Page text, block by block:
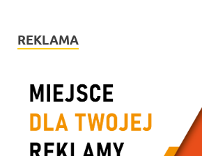
REKLAMA